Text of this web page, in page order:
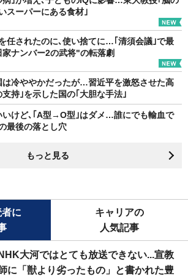
スーパーにある食材｣
任されたのに､使い捨てに…｢清須会議｣で最
家ナンバー2の武将"の転落劇
は冷ややかだったが…習近平を激怒させた高
持｣を示した国の｢大胆な手法｣
いけど､｢A型→O型｣はダメ…誰にでも輸血で
最後の落とし穴
もっと見る
に
キャリアの
人気記事
NHK大河ではとても放送できない...宣教
に「獣より劣ったもの」と書かれた豊